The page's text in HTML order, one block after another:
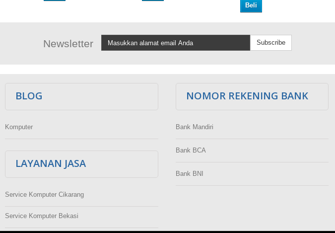
Beli
Newsletter Subscribe
BLOG
Komputer
LAYANAN JASA
Service Komputer Cikarang
Service Komputer Bekasi
NOMOR REKENING BANK
Bank Mandiri
Bank BCA
Bank BNI